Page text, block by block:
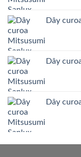
Dây
Dây
Dây